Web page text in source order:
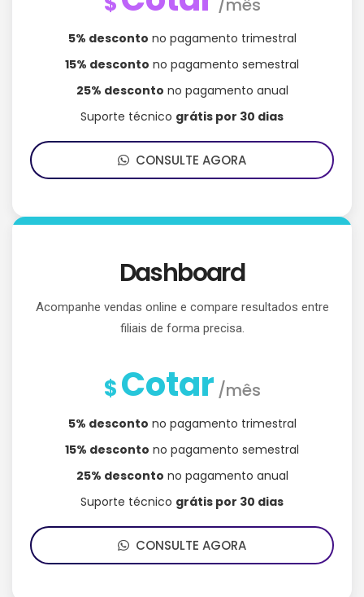
/mês
5% desconto no pagamento trimestral
15% desconto no pagamento semestral
25% desconto no pagamento anual
Suporte técnico grátis por 30 dias
CONSULTE AGORA
Dashboard
Acompanhe vendas online e compare resultados entre
filiais de forma precisa.
$Cotar /mês
5% desconto no pagamento trimestral
15% desconto no pagamento semestral
25% desconto no pagamento anual
Suporte técnico grátis por 30 dias
CONSULTE AGORA